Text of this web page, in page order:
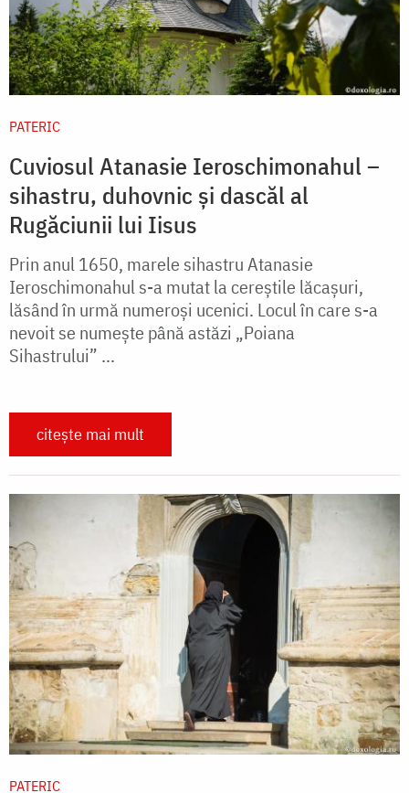
PATERIC
Cuviosul Atanasie Ieroschimonahul –
sihastru, duhovnic și dascăl al
Rugăciunii lui Iisus
Prin anul 1650, marele sihastru Atanasie
Ieroschimonahul s-a mutat la cereştile lăcaşuri,
lăsând în urmă numeroşi ucenici. Locul în care s-a
nevoit se numeşte până astăzi „Poiana
Sihastrului” ...
citește mai mult
PATERIC